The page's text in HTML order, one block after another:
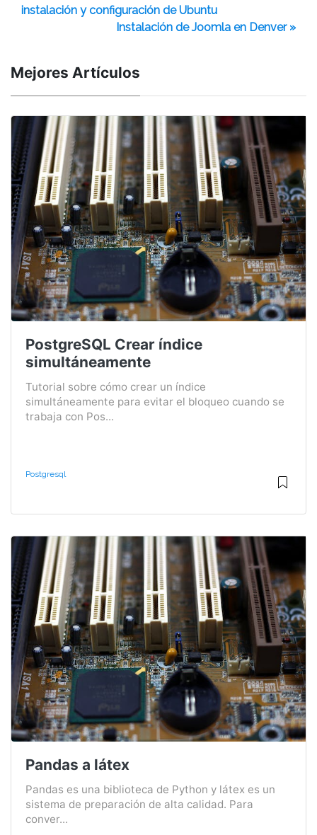
instalación y configuración de Ubuntu
Instalación de Joomla en Denver »
Mejores Artículos
PostgreSQL Crear índice
simultáneamente
Tutorial sobre cómo crear un índice
simultáneamente para evitar el bloqueo cuando se
trabaja con Pos...
Postgresql
Pandas a látex
Pandas es una biblioteca de Python y látex es un
sistema de preparación de alta calidad. Para
conver...